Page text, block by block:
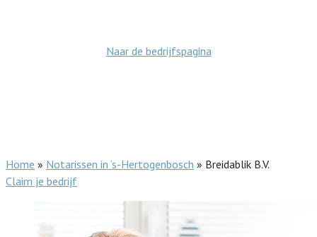
Naar de bedrijfspagina
Home » Notarissen in ‘s-Hertogenbosch » Breidablik B.V.
Claim je bedrijf